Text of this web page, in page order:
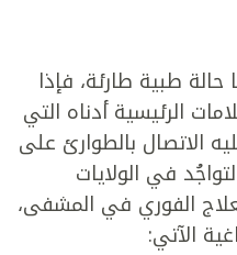
طبية طارئة، فإذا
الرئيسية أدناه التي
الاتصال بالطوارئ على
في حال التواجُد في الولايات
الفوري في المشفى،
الآتي: